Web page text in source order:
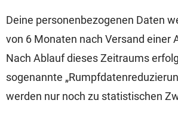
Deine personenbezogenen Daten
von 6 Monaten nach Versand einer
Nach Ablauf dieses Zeitraums
sogenannte
werden nur noch zu statistischen